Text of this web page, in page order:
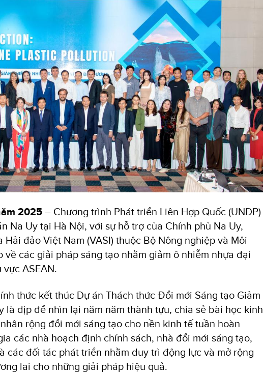
2025– Chương trình Phát triển Liên Hợp Quốc (UNDP)
Na Uy tại Hà Nội, với sự hỗ trợ của Chính phủ Na Uy,
đảo Việt Nam (VASI) thuộc Bộ Nông nghiệp và Môi
các giải pháp sáng tạo nhằm giảm ô nhiễm nhựa đại
ASEAN.
thức kết thúc Dự án Thách thức Đổi mới Sáng tạo Giảm
là dịp để nhìn lại năm năm thành tựu, chia sẻ bài học kinh
rộng đổi mới sáng tạo cho nền kinh tế tuần hoàn
các nhà hoạch định chính sách, nhà đổi mới sáng tạo,
các đối tác phát triển nhằm duy trì động lực và mở rộng
lai cho những giải pháp hiệu quả.